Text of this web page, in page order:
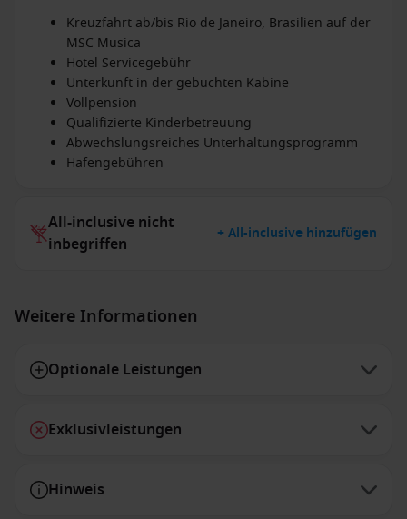
Kreuzfahrt ab/bis Rio de Janeiro, Brasilien auf der
MSC Musica
Hotel Servicegebühr
Unterkunft in der gebuchten Kabine
Vollpension
Qualifizierte Kinderbetreuung
Abwechslungsreiches Unterhaltungsprogramm
Hafengebühren
All-inclusive nicht
inbegriffen
+ All-inclusive hinzufügen
Weitere Informationen
Optionale Leistungen
Exklusivleistungen
Hinweis